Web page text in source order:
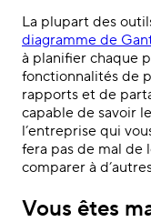
La plupart des
diagramme de
à planifier chaque
fonctionnalités de
rapports et de
capable de savoir
l’entreprise qui
fera pas de mal de
comparer à
Vous êtes